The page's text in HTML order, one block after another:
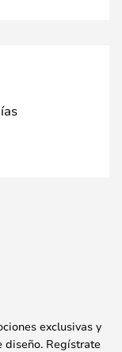
exclusivas y
diseño. Regístrate